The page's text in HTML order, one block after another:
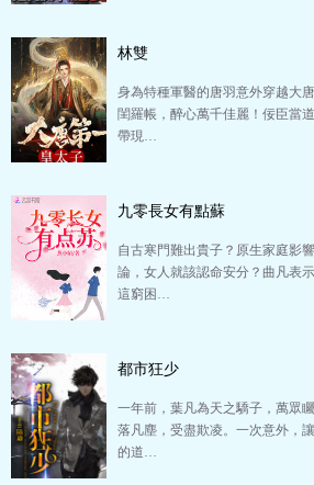
林雙
身為特種軍醫的唐羽意外穿越大
閨羅帳，醉心萬千佳麗！佞臣當
帶現…
九零長女有點蘇
自古寒門難出貴子？原生家庭影
論，女人就該認命安分？曲凡表
這窮困…
都市狂少
一年前，葉凡為天之驕子，萬眾
落凡塵，受盡欺凌。一次意外，
的道…